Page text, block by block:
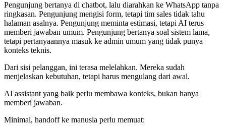
Pengunjung bertanya di chatbot, lalu diarahkan ke WhatsApp tanpa
ringkasan. Pengunjung mengisi form, tetapi tim sales tidak tahu
halaman asalnya. Pengunjung meminta estimasi, tetapi AI terus
memberi jawaban umum. Pengunjung bertanya soal sistem lama,
tetapi pertanyaannya masuk ke admin umum yang tidak punya
konteks teknis.
Dari sisi pelanggan, ini terasa melelahkan. Mereka sudah
menjelaskan kebutuhan, tetapi harus mengulang dari awal.
AI assistant yang baik perlu membawa konteks, bukan hanya
memberi jawaban.
Minimal, handoff ke manusia perlu memuat: